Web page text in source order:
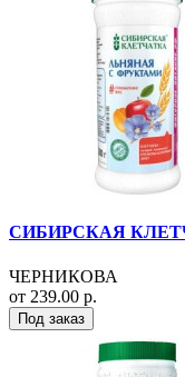
СИБИРСКАЯ
ЧЕРНИКОВА
от 239.00 р.
Под заказ